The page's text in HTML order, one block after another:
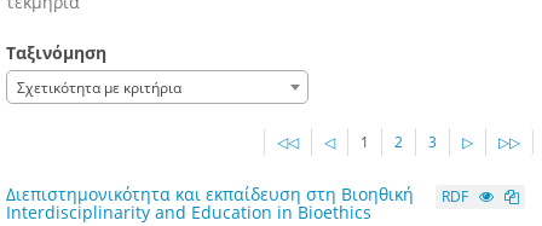
Ταξινόμηση
Σχετικότητα με κριτήρια
◁◁ ◁ 1 2 3 ▷ ▷▷
Διεπιστημονικότητα και εκπαίδευση στη Βιοηθική
Interdisciplinarity and Education in Bioethics
RDF